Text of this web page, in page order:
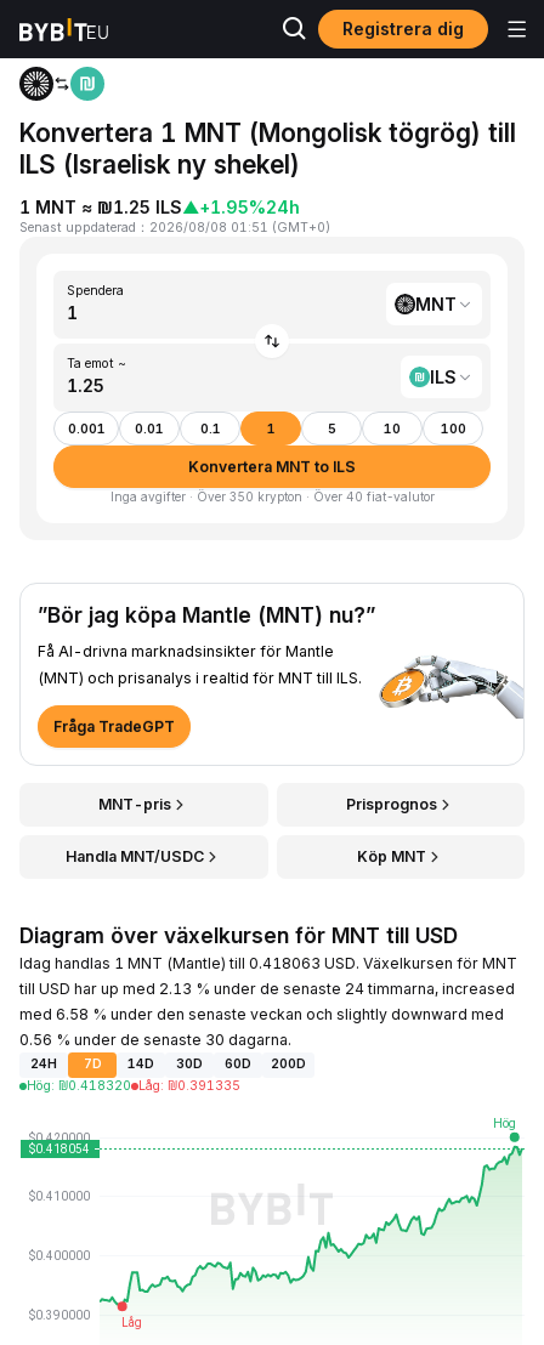
Registrera dig
Hem MNT to ILS
Konvertera 1 MNT (Mongolisk tögrög) till
ILS (Israelisk ny shekel)
1 MNT ≈ ₪1.25 ILS▲+1.95%24h
Senast uppdaterad ： 2026/08/08 01:51 (GMT+0)
Spendera
MNT
Ta emot ~
ILS
0.001 0.01 0.1 1 5 10 100
Konvertera MNT to ILS
Inga avgifter · Över 350 krypton · Över 40 fiat-valutor
”Bör jag köpa Mantle (MNT) nu?”
Få AI-drivna marknadsinsikter för Mantle
(MNT) och prisanalys i realtid för MNT till ILS.
Fråga TradeGPT
MNT-pris Prisprognos
Handla MNT/USDC Köp MNT
Diagram över växelkursen för MNT till USD
Idag handlas 1 MNT (Mantle) till 0.418063 USD. Växelkursen för MNT
till USD har up med 2.13 % under de senaste 24 timmarna, increased
med 6.58 % under den senaste veckan och slightly downward med
0.56 % under de senaste 30 dagarna.
24H 7D 14D 30D 60D
200D
Hög: ₪0.418320 Låg: ₪0.391335
Senast uppdaterad: 2026-08-08, 01:51 GMT+0